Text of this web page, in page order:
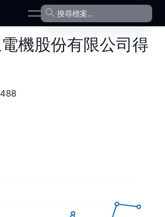
open navigation menu
機股份有限公司得